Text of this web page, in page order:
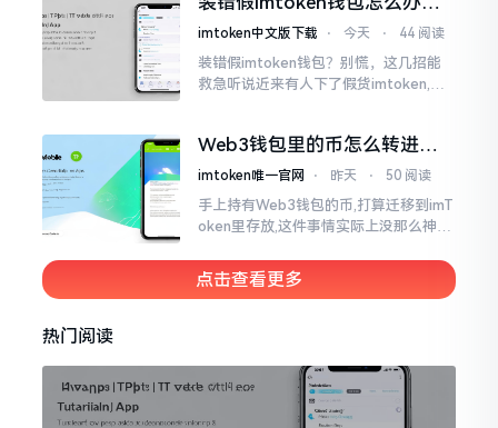
直忐忑不安。我折腾了好些日子
别慌，快卸载，这几招能救急
imtoken中文版下载 ⋅ 今天 ⋅ 44 阅读
装错假imtoken钱包？别慌，这几招能
救急听说近来有人下了假货imtoken,心
是陷阱。
Web3钱包里的币怎么转进
imToken？别慌，三步搞定
imtoken唯一官网 ⋅ 昨天 ⋅ 50 阅读
手上持有Web3钱包的币,打算迁移到imT
oken里存放,这件事情实际上没那么神秘
心生畏惧,担心转错链导致币消失不见
点击查看更多
热门阅读